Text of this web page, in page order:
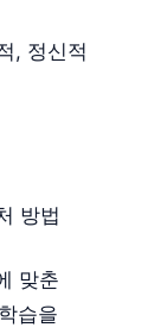
, 정신적
방법
맞춘
습을